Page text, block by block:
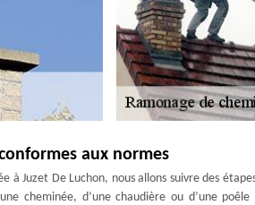
aux normes
à Juzet De Luchon, nous allons suivre des
cheminée, d’une chaudière ou d’une